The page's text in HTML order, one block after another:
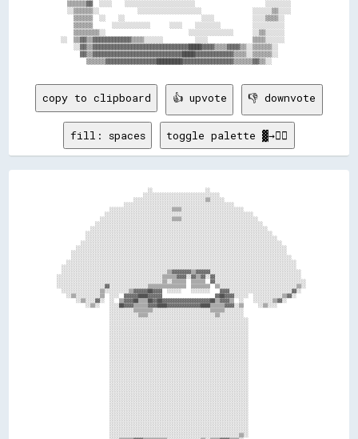
    ▒▒▒▒▒▒▓▓  ░░░░    ░░░░░░░░░░░░░░░░░░░░░░                      ░░░░░░░░
    ░░▒▒▒▒▒▒░░            ░░░░░░░░░░░░░░░░░░░░                ░░░░░░▒▒░░░░
      ▒▒▒▒▒▒  ░░    ░░                        ░░░░            ░░░░▒▒▒▒░░
      ▒▒▒▒▒▒      ░░░░░░░░░░░░      ░░░░    ░░░░░░░░          ░░░░░░░░░░
      ▒▒▒▒▒▒▒▒░░                          ░░░░░░░░░░░░░░      ░░▒▒░░░░░░
  ░░  ▒▒▓▓▒▒▓▓▓▓▓▓▓▓▓▓▓▓▒▒▒▒░░░░░░          ░░░░              ▒▒▒▒░░░░░░
      ░░▓▓▒▒▓▓▓▓▓▓▓▓▓▓▓▓▓▓▓▓▓▓▓▓▓▓▓▓▓▓▓▓▓▓████▓▓▓▓▒▒▒▒▓▓▓▓▒▒░░▒▒▒▒▒▒░░
        ▓▓▒▒▓▓▓▓▓▓▓▓▓▓▓▓▓▓▓▓▓▓▓▓▓▓▓▓▓▓▓▓████▓▓▓▓▓▓▓▓▓▓▓▓▒▒▒▒░░▒▒▒▒▒▒░░
copy to clipboard 👍 upvote 👎 downvote
fill: spaces toggle palette ▓→✊🏽
                                        ░░                      ░░
                                      ░░░░░░░░░░░░░░░░░░░░░░░░░░░░░░░░
                                  ░░░░░░░░░░░░░░░░░░░░░░░░░░░░░░▒▒░░░░░░
                              ░░░░░░░░░░░░░░░░░░░░░░░░░░░░░░░░░░░░░░░░░░░░░░
                        ░░░░░░░░░░░░░░░░░░░░░░░░░░▒▒▒▒░░░░░░░░░░░░░░░░░░░░░░░░░░
                      ░░░░░░░░░░░░░░░░░░░░░░░░░░░░░░░░░░░░░░░░░░░░░░░░░░░░░░░░░░░░░░
                    ░░░░░░░░░░░░░░░░░░░░░░░░░░░░░░▒▒▒▒░░░░░░░░░░░░░░░░░░░░░░░░░░░░░░░░
                  ░░░░░░░░░░░░░░░░░░░░░░░░░░░░░░░░░░░░░░░░░░░░░░░░░░░░░░░░░░░░░░░░░░░░░░
                ░░░░░░░░░░░░░░░░░░░░░░░░░░░░░░░░░░░░░░░░░░░░░░░░░░░░░░░░░░░░░░░░░░░░░░░░░░
              ░░░░░░░░░░░░░░░░░░░░░░░░░░░░░░░░░░░░░░░░░░░░░░░░░░░░░░░░░░░░░░░░░░░░░░░░░░░░░░
              ░░░░░░░░░░░░░░░░░░░░░░░░░░░░░░░░░░░░░░░░░░░░░░░░░░░░░░░░░░░░░░░░░░░░░░░░░░░░░░░░
            ░░░░░░░░░░░░░░░░░░░░░░░░░░░░░░░░░░░░░░░░░░░░░░░░░░░░░░░░░░░░░░░░░░░░░░░░░░░░░░░░░░░░
          ░░░░░░░░░░░░░░░░░░░░░░░░░░░░░░░░░░░░░░░░░░░░░░░░░░░░░░░░░░░░░░░░░░░░░░░░░░░░░░░░░░░░░░░░
        ░░░░░░░░░░░░░░░░░░░░░░░░░░░░░░░░░░░░░░░░░░░░░░░░░░░░░░░░░░░░░░░░░░░░░░░░░░░░░░░░░░░░░░░░░░
        ░░░░░░░░░░░░░░░░░░░░░░░░░░░░░░░░░░░░░░░░░░░░░░░░░░░░░░░░░░░░░░░░░░░░░░░░░░░░░░░░░░░░░░░░░░░░
      ░░░░░░░░░░░░░░░░░░░░░░░░░░░░░░░░░░░░░░░░░░░░░░░░░░░░░░░░░░░░░░░░░░░░░░░░░░░░░░░░░░░░░░░░░░░░░░░░
    ░░░░░░░░░░░░░░░░░░░░░░░░░░░░░░░░░░░░░░░░░░░░░░░░░░░░░░░░░░░░░░░░░░░░░░░░░░░░░░░░░░░░░░░░░░░░░░░░░░
    ░░░░░░░░░░░░░░░░░░░░░░░░░░░░░░░░░░░░░░░░░░░░▒▒▓▓▓▓▓▓▓▓▒▒▓▓▓▓▓▓░░░░░░░░░░░░░░░░░░░░░░░░░░░░░░░░░░░░░░
  ░░░░░░░░░░░░░░░░░░░░░░░░░░░░░░░░░░░░░░░░░░░░▒▒▒▒▒▒▓▓▓▓░░▓▓▒▒▓▓░░▓▓░░░░░░░░░░░░░░░░░░░░░░░░░░░░░░░░░░░░
  ░░░░░░░░░░░░░░░░░░░░░░░░░░░░░░░░░░░░░░░░░░░░▒▒░░▒▒▒▒▒▒  ▒▒▒▒▒▒  ▓▓░░░░░░░░░░░░░░░░░░░░░░░░░░░░░░░░░░░░░░
  ░░░░░░░░░░░░░░░░░░░░▓▓░░░░░░░░░░░░░░░░▒▒▒▒▒▒▒▒▒▒▒▒▒▒▒▒  ▒▒▒▒▒▒▒▒  ▒▒░░░░░░░░░░░░░░░░░░░░░░░░░░░░░░░░▒▒░░
    ░░░░░░░░░░░░░░░░▒▒░░░░░░░░░░▒▒▓▓▓▓▓▓██▓▓▓▓  ░░░░░░    ░░░░░░░░    ▓▓▓▓░░░░░░░░░░░░░░░░░░░░░░░░░░▓▓░░
      ░░▒▒░░░░░░░░░░▒▒  ░░░░  ▓▓▓▓▓▓████▓▓▓▓▓▓                      ▓▓██▓▓▓▓░░░░░░  ░░░░░░░░░░░░▒▒▓▓░░
          ░░▒▒░░░░▓▓░░  ░░  ▒▒▓▓▓▓██▒▒▒▒██▓▓██▓▓▓▓▓▓▓▓▓▓▓▓▓▓▓▓▓▓▓▓██▒▒▓▓▓▓▒▒  ░░    ░░░░░░░░▒▒▓▓░░
              ░░▒▒░░    ░░░░██▓▓▓▓▒▒▒▒▒▒▓▓▓▓████▓▓▓▓▓▓▓▓▓▓▓▓▓▓████▒▒▒▒▒▒▓▓▓▓░░▒▒      ░░▒▒░░░░
                        ░░░░░░░░░░▒▒▒▒▒▒▒▒░░░░░░░░░░░░░░░░░░░░░░░░▒▒▒▒▒▒░░░░░░░░
                        ░░░░░░░░░░░░▒▒▒▒░░░░░░░░░░░░░░░░░░░░░░░░░░░░▒▒░░░░░░░░░░
                        ░░░░░░░░░░░░░░░░░░░░░░░░░░░░░░░░░░░░░░░░░░░░░░░░░░░░░░░░░░
                        ░░░░░░░░░░░░░░░░░░░░░░░░░░░░░░░░░░░░░░░░░░░░░░░░░░░░░░░░░░
                        ░░░░░░░░░░░░░░░░░░░░░░░░░░░░░░░░░░░░░░░░░░░░░░░░░░░░░░░░░░
                        ░░░░░░░░░░░░░░░░░░░░░░░░░░░░░░░░░░░░░░░░░░░░░░░░░░░░░░░░░░
                        ░░░░░░░░░░░░░░░░░░░░░░░░░░░░░░░░░░░░░░░░░░░░░░░░░░░░░░░░░░
                        ░░░░░░░░░░░░░░░░░░░░░░░░░░░░░░░░░░░░░░░░░░░░░░░░░░░░░░░░░░
                        ░░░░░░░░░░░░░░░░░░░░░░░░░░░░░░░░░░░░░░░░░░░░░░░░░░░░░░░░░░
                        ░░░░░░░░░░░░░░░░░░░░░░░░░░░░░░░░░░░░░░░░░░░░░░░░░░░░░░░░░░
                        ░░░░░░░░░░░░░░░░░░░░░░░░░░░░░░░░░░░░░░░░░░░░░░░░░░░░░░░░░░
                        ░░░░░░░░░░░░░░░░░░░░░░░░░░░░░░░░░░░░░░░░░░░░░░░░░░░░░░░░░░
                        ░░░░░░░░░░░░░░░░░░░░░░░░░░░░░░░░░░░░░░░░░░░░░░░░░░░░░░░░░░
                        ░░░░░░░░░░░░░░░░░░░░░░░░░░░░░░░░░░░░░░░░░░░░░░░░░░░░░░░░░░
                        ░░░░░░░░░░░░░░░░░░░░░░░░░░░░░░░░░░░░░░░░░░░░░░░░░░░░░░░░░░
                        ░░░░░░░░░░░░░░░░░░░░░░░░░░░░░░░░░░░░░░░░░░░░░░░░░░░░░░░░░░
                        ░░░░░░░░░░░░░░░░░░░░░░░░░░░░░░░░░░░░░░░░░░░░░░░░░░░░░░░░░░
                        ░░░░░░░░░░░░░░░░░░░░░░░░░░░░░░░░░░░░░░░░░░░░░░░░░░░░░░░░░░
                        ░░░░░░░░░░░░░░░░░░░░░░░░░░░░░░░░░░░░░░░░░░░░░░░░░░░░░░░░░░
                        ░░░░░░░░░░░░░░░░░░░░░░░░░░░░░░░░░░░░░░░░░░░░░░░░░░░░░░░░░░
                        ░░░░░░░░░░░░░░░░░░░░░░░░░░░░░░░░░░░░░░░░░░░░░░░░░░░░░░░░░░
                        ░░░░░░░░░░░░░░░░░░░░░░░░░░░░░░░░░░░░░░░░░░░░░░░░░░░░░░░░░░
                        ░░░░░░░░░░░░░░░░░░░░░░░░░░░░░░░░░░░░░░░░░░░░░░░░░░░░░░░░░░
                        ░░░░░░░░░░░░░░░░░░░░░░░░░░░░░░░░░░░░░░░░░░░░░░░░░░░░░░░░░░
                        ░░░░░░░░░░░░░░░░░░░░░░░░░░░░░░░░░░░░░░░░░░░░░░░░░░░░░░░░░░
                        ░░░░░░░░░░░░░░░░░░░░░░░░░░░░░░░░░░░░░░░░░░░░░░░░░░░░░░░░░░
                        ░░░░░░░░░░░░░░░░░░░░░░░░░░░░░░░░░░░░░░░░░░░░░░░░░░░░░░▒▒░░